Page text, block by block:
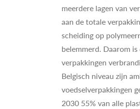
meerdere lagen van
aan de totale
scheiding op
belemmerd. Daarom
verpakkingen
Belgisch niveau zijn
voedselverpakkingen
2030 55% van alle